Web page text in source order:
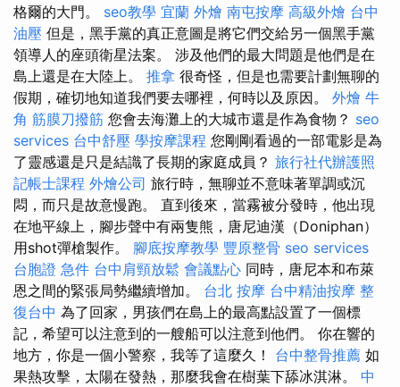
格爾的大門。 seo教學 宜蘭 外燴 南屯按摩 高級外燴 台中
油壓 但是，黑手黨的真正意圖是將它們交給另一個黑手黨
領導人的座頭衛星法案。 涉及他們的最大問題是他們是在
島上還是在大陸上。 推拿 很奇怪，但是也需要計劃無聊的
假期，確切地知道我們要去哪裡，何時以及原因。 外燴 牛
角 筋膜刀撥筋 您會去海灘上的大城市還是作為食物？ seo
services 台中舒壓 學按摩課程 您剛剛看過的一部電影是為
了靈感還是只是結識了長期的家庭成員？ 旅行社代辦護照
記帳士課程 外燴公司 旅行時，無聊並不意味著單調或沉
悶，而只是故意慢跑。 直到後來，當霧被分發時，他出現
在地平線上，腳步聲中有兩隻熊，唐尼迪漢（Doniphan）
用shot彈槍製作。 腳底按摩教學 豐原整骨 seo services
台胞證 急件 台中肩頸放鬆 會議點心 同時，唐尼本和布萊
恩之間的緊張局勢繼續增加。 台北 按摩 台中精油按摩 整
復台中 為了回家，男孩們在島上的最高點設置了一個標
記，希望可以注意到的一艘船可以注意到他們。 你在響的
地方，你是一個小警察，我等了這麼久！ 台中整骨推薦 如
果熱攻擊，太陽在發熱，那麼我會在樹葉下舔冰淇淋。 中